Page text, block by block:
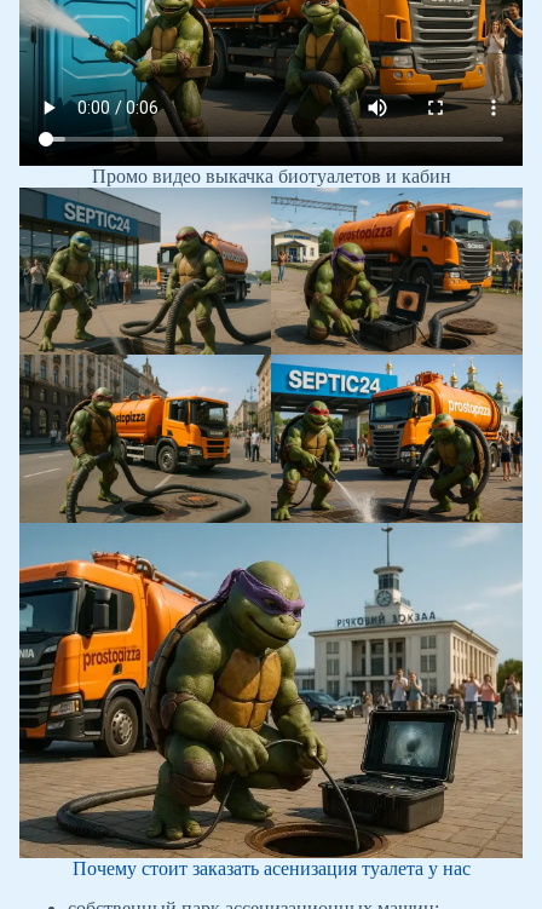
Промо видео выкачка биотуалетов и кабин
Почему стоит заказать асенизация туалета у нас